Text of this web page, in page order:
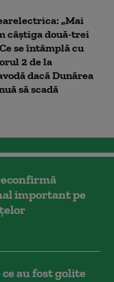
„Mai
câștiga două-trei
se întâmplă cu
2 de la
dacă Dunărea
să scadă
important pe
au fost golite